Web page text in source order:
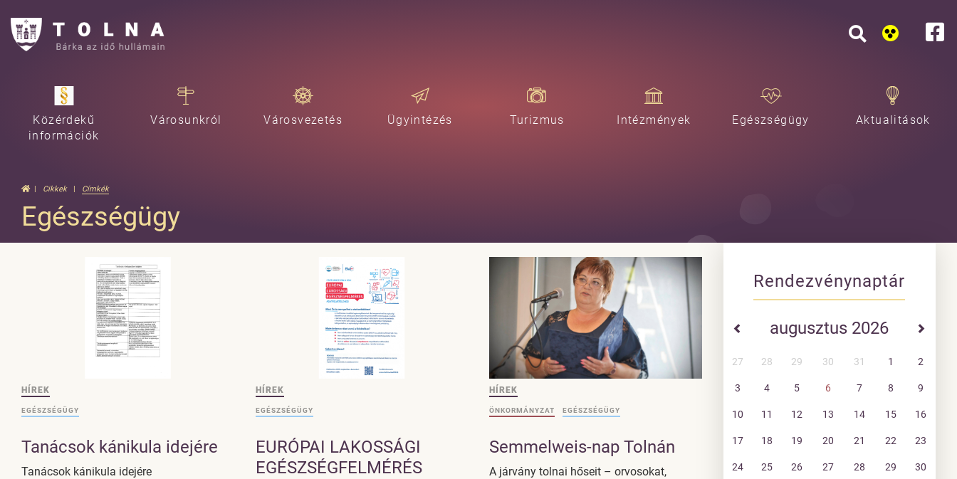
Közérdekű
információk
Városunkról Városvezetés Ügyintézés Turizmus Intézmények Egészségügy Aktualitások
Cikkek Címkék
Egészségügy
HÍREK
EGÉSZSÉGÜGY
Tanácsok kánikula idejére
Tanácsok kánikula idejére
HÍREK
EGÉSZSÉGÜGY
EURÓPAI LAKOSSÁGI
EGÉSZSÉGFELMÉRÉS
HÍREK
ÖNKORMÁNYZAT EGÉSZSÉGÜGY
Semmelweis-nap Tolnán
A járvány tolnai hőseit – orvosokat,
Rendezvénynaptár
augusztus 2026
27 28 29 30 31 1 2
3 4 5 6 7 8 9
10 11 12 13 14 15 16
17 18 19 20 21 22 23
24 25 26 27 28 29 30